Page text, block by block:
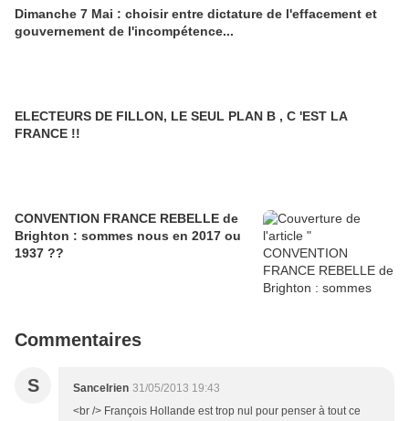
Dimanche 7 Mai : choisir entre dictature de l'effacement et
gouvernement de l'incompétence...
ELECTEURS DE FILLON, LE SEUL PLAN B , C 'EST LA
FRANCE !!
CONVENTION FRANCE REBELLE de
Brighton : sommes nous en 2017 ou
1937 ??
Commentaires
S Sancelrien 31/05/2013 19:43
<br /> François Hollande est trop nul pour penser à tout ce